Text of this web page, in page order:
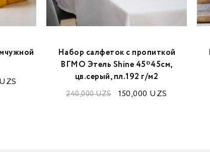
UZS
Набор салфеток с пропиткой
ВГМО Этель Shine 45*45см,
цв.серый, пл.192 г/м2
240,000UZS 150,000 UZS